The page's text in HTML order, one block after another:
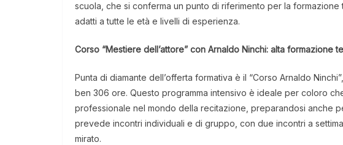
scuola, che si conferma un punto di riferimento per la formazione
adatti a tutte le età e livelli di esperienza.
Corso “Mestiere dell’attore” con Arnaldo Ninchi: alta formazione
Punta di diamante dell’offerta formativa è il “Corso Arnaldo
ben 306 ore. Questo programma intensivo è ideale per coloro
professionale nel mondo della recitazione, preparandosi anche
prevede incontri individuali e di gruppo, con due incontri a
mirato.